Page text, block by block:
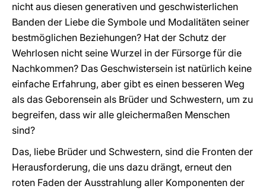
nicht aus diesen generativen und geschwisterlichen
Banden der Liebe die Symbole und Modalitäten seiner
bestmöglichen Beziehungen? Hat der Schutz der
Wehrlosen nicht seine Wurzel in der Fürsorge für die
Nachkommen? Das Geschwistersein ist natürlich keine
einfache Erfahrung, aber gibt es einen besseren Weg
als das Geborensein als Brüder und Schwestern, um zu
begreifen, dass wir alle gleichermaßen Menschen
sind?
Das, liebe Brüder und Schwestern, sind die Fronten der
Herausforderung, die uns dazu drängt, erneut den
roten Faden der Ausstrahlung aller Komponenten der